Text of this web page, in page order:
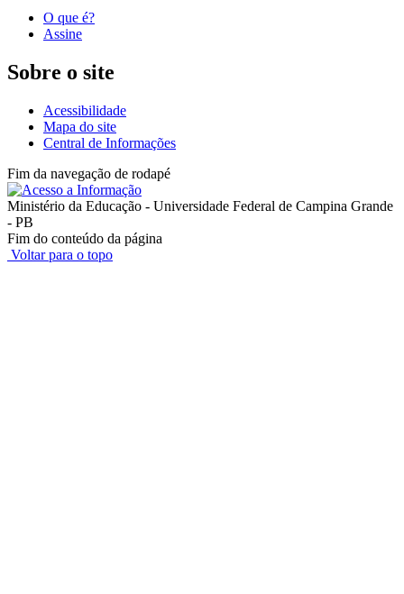
O que é?
Assine
Sobre o site
Acessibilidade
Mapa do site
Central de Informações
Fim da navegação de rodapé
Ministério da Educação - Universidade Federal de Campina Grande
- PB
Fim do conteúdo da página
Voltar para o topo